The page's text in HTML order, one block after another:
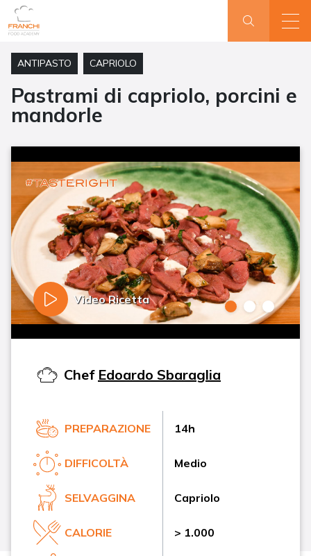
ANTIPASTO CAPRIOLO
Pastrami di capriolo, porcini e
mandorle
Video Ricetta
Chef Edoardo Sbaraglia
PREPARAZIONE 14h
DIFFICOLTÀ Medio
SELVAGGINA Capriolo
CALORIE > 1.000